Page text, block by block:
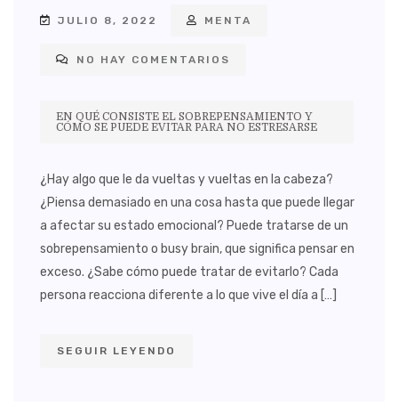
JULIO 8, 2022 MENTA
NO HAY COMENTARIOS
EN QUÉ CONSISTE EL SOBREPENSAMIENTO Y
CÓMO SE PUEDE EVITAR PARA NO ESTRESARSE
¿Hay algo que le da vueltas y vueltas en la cabeza?
¿Piensa demasiado en una cosa hasta que puede llegar
a afectar su estado emocional? Puede tratarse de un
sobrepensamiento o busy brain, que significa pensar en
exceso. ¿Sabe cómo puede tratar de evitarlo? Cada
persona reacciona diferente a lo que vive el día a […]
SEGUIR LEYENDO